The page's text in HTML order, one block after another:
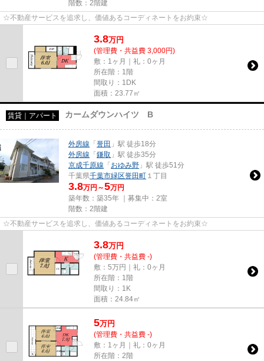
階数：2階建
☆不動産サービスを追求し、価値あるコーディネートをお約束☆
3.8万円
(管理費・共益費 3,000円)
敷：1ヶ月｜礼：0ヶ月
所在階：1階
間取り：1DK
面積：23.77㎡
賃貸｜アパート カームダウンハイツ B
外房線 「 誉田 」駅 徒歩18分
外房線 「 鎌取 」駅 徒歩35分
京成千原線 「 おゆみ野 」駅 徒歩51分
千葉県千葉市緑区誉田町 １丁目
3.8万円～5万円
築年数：築35年 ｜募集中： 2室
階数：2階建
☆不動産サービスを追求し、価値あるコーディネートをお約束☆
3.8万円
(管理費・共益費 -)
敷：5万円｜礼：0ヶ月
所在階：1階
間取り：1K
面積：24.84㎡
5万円
(管理費・共益費 -)
敷：1ヶ月｜礼：0ヶ月
所在階：2階